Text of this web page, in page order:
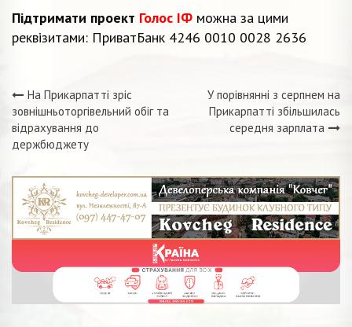
Підтримати проект Голос ІФ можна за цими
реквізитами: ПриватБанк 4246 0010 0028 2636
Навігація
записів
На Прикарпатті зріс
зовнішньоторгівельний обіг та
відрахування до
держбюджету
У порівнянні з серпнем на
Прикарпатті збільшилась
середня зарплата